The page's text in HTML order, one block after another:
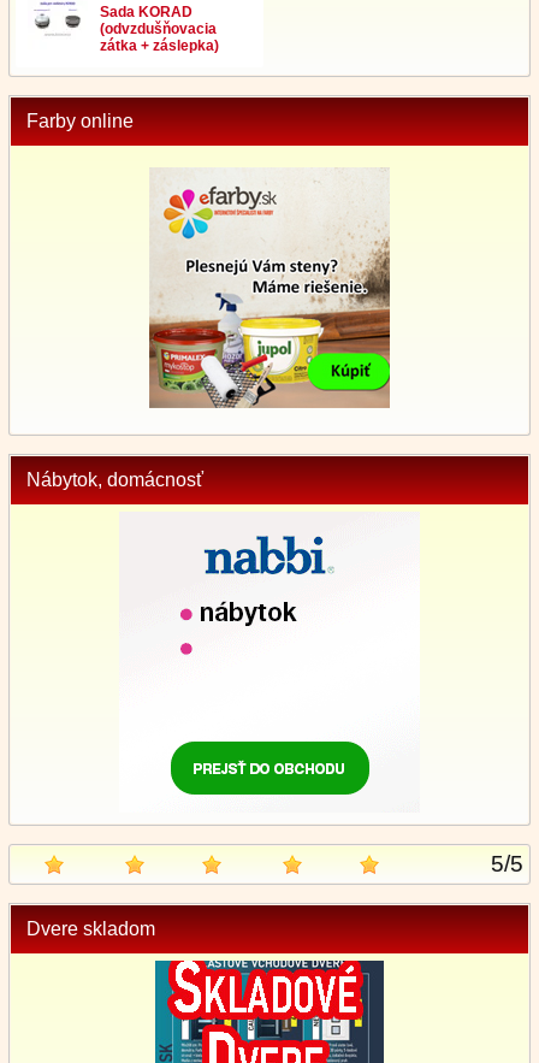
Sada KORAD
(odvzdušňovacia
zátka + záslepka)
Farby online
Nábytok, domácnosť
5/5
Dvere skladom